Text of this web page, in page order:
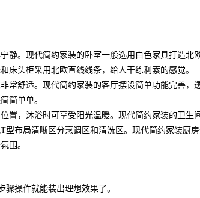
静。现代简约家装的卧室一般选用白色家具打造北
床头柜采用北欧直线线条，给人干练利索的感觉。
常舒适。现代简约家装的客厅摆设简单功能完善，
简单单。
置，沐浴时可享受阳光温暖。现代简约家装的卫生
型布局清晰区分烹调区和清洗区。现代简约家装厨
围。
操作就能装出理想效果了。